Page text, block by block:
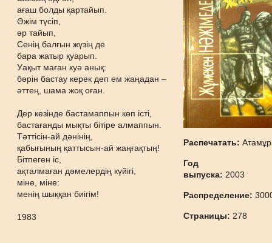
ағаш болды қартайып.
Әжім түсіп,
әр тайып,
Сенің балғын жүзің де
бара жатыр қуарып.
Уақыт маған куә анық:
бәрін бастау керек деп ем жаңадан –
әттең, шама жоқ оған.
Дер кезінде бастамаппын көп істі,
бастағанды мықты бітіре алмаппын.
Тәттісін-ай дәнінің,
қабығының қаттысын-ай жаңғақтың!
Бітпеген іс,
ақталмаған дәмелердің күйігі,
міне, міне:
менің шыққан биігім!
1983
Распечатать:
Год
выпуска: 2003
Распределение:
Страницы: 278